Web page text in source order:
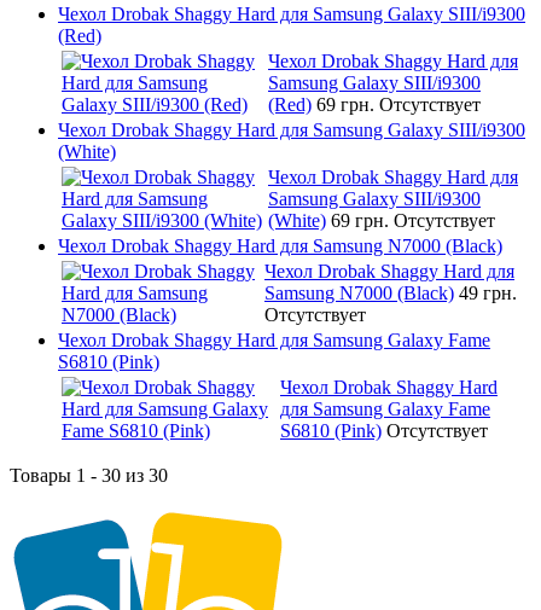
Чехол Drobak Shaggy Hard для Samsung Galaxy SIII/i9300
(Red)
Чехол Drobak Shaggy Hard для
Samsung Galaxy SIII/i9300
(Red) 69 грн. Отсутствует
Чехол Drobak Shaggy Hard для Samsung Galaxy SIII/i9300
(White)
Чехол Drobak Shaggy Hard для
Samsung Galaxy SIII/i9300
(White) 69 грн. Отсутствует
Чехол Drobak Shaggy Hard для Samsung N7000 (Black)
Чехол Drobak Shaggy Hard для
Samsung N7000 (Black) 49 грн.
Отсутствует
Чехол Drobak Shaggy Hard для Samsung Galaxy Fame
S6810 (Pink)
Чехол Drobak Shaggy Hard
для Samsung Galaxy Fame
S6810 (Pink) Отсутствует
Товары 1 - 30 из 30